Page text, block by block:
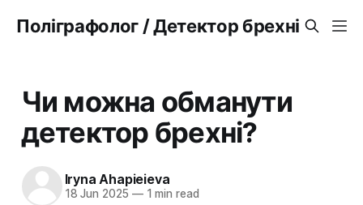
Поліграфолог / Детектор брехні
Чи можна обманути
детектор брехні?
Iryna Ahapieieva
18 Jun 2025 —1 min read